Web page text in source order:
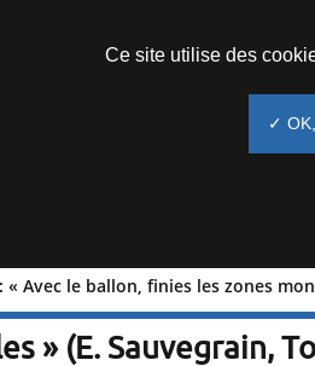
« Avec le ballon, finies les zones
le ballon, finies
» (E. Sauvegrain,
Ce site utilise des
✓